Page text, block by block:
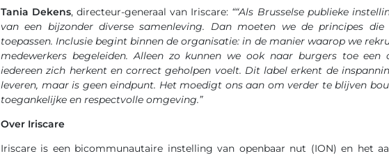
Tania Dekens, directeur-generaal van Iriscare: ““Als Brusselse publieke
van een bijzonder diverse samenleving. Dan moeten we de principes
toepassen. Inclusie begint binnen de organisatie: in de manier waarop we
medewerkers begeleiden. Alleen zo kunnen we ook naar burgers toe een
iedereen zich herkent en correct geholpen voelt. Dit label erkent de
leveren, maar is geen eindpunt. Het moedigt ons aan om verder te blijven
toegankelijke en respectvolle omgeving.”
Over Iriscare
Iriscare is een bicommunautaire instelling van openbaar nut (ION) en het